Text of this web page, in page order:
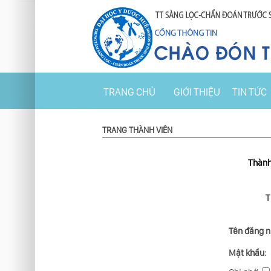
TRANG CHỦ GIỚI THIỆU TIN TỨC
TRANG THÀNH VIÊN
Tên đăng
Mật khẩu: